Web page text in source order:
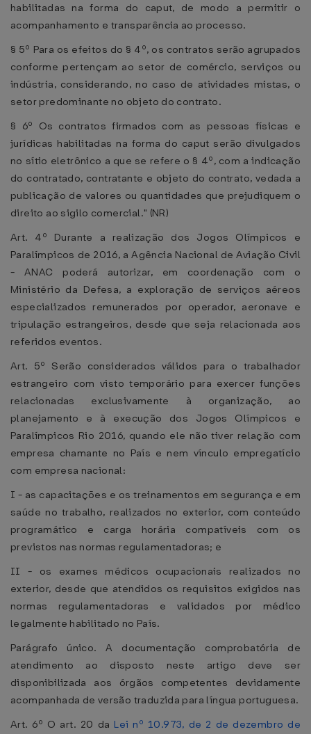
habilitadas na forma do caput, de modo a permitir o
acompanhamento e transparência ao processo.
§ 5º Para os efeitos do § 4º, os contratos serão agrupados
conforme pertençam ao setor de comércio, serviços ou
indústria, considerando, no caso de atividades mistas, o
setor predominante no objeto do contrato.
§ 6º Os contratos firmados com as pessoas físicas e
jurídicas habilitadas na forma do caput serão divulgados
no sítio eletrônico a que se refere o § 4º, com a indicação
do contratado, contratante e objeto do contrato, vedada a
publicação de valores ou quantidades que prejudiquem o
direito ao sigilo comercial." (NR)
Art. 4º Durante a realização dos Jogos Olímpicos e
Paralímpicos de 2016, a Agência Nacional de Aviação Civil
- ANAC poderá autorizar, em coordenação com o
Ministério da Defesa, a exploração de serviços aéreos
especializados remunerados por operador, aeronave e
tripulação estrangeiros, desde que seja relacionada aos
referidos eventos.
Art. 5º Serão considerados válidos para o trabalhador
estrangeiro com visto temporário para exercer funções
relacionadas exclusivamente à organização, ao
planejamento e à execução dos Jogos Olímpicos e
Paralímpicos Rio 2016, quando ele não tiver relação com
empresa chamante no País e nem vínculo empregatício
com empresa nacional:
I - as capacitações e os treinamentos em segurança e em
saúde no trabalho, realizados no exterior, com conteúdo
programático e carga horária compatíveis com os
previstos nas normas regulamentadoras; e
II - os exames médicos ocupacionais realizados no
exterior, desde que atendidos os requisitos exigidos nas
normas regulamentadoras e validados por médico
legalmente habilitado no País.
Parágrafo único. A documentação comprobatória de
atendimento ao disposto neste artigo deve ser
disponibilizada aos órgãos competentes devidamente
acompanhada de versão traduzida para língua portuguesa.
Art. 6º O art. 20 da Lei nº 10.973, de 2 de dezembro de